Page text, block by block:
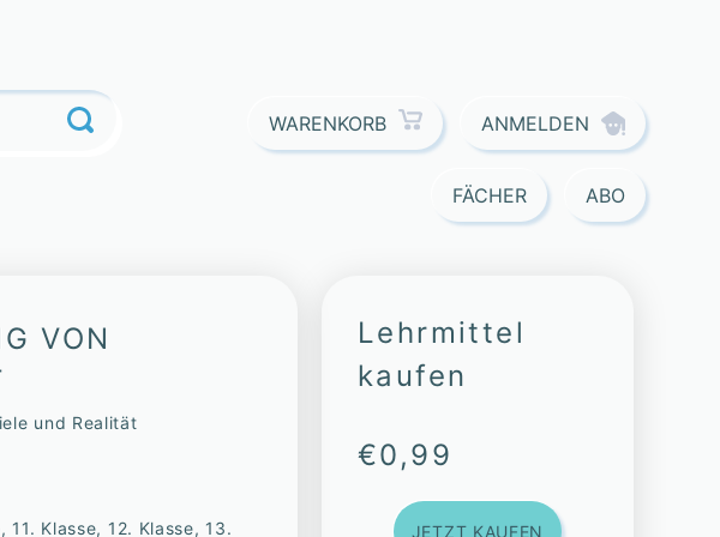
WARENKORB ANMELDEN
FÄCHER ABO
VON
und Realität
11. Klasse, 12. Klasse, 13.
Lehrmittel
kaufen
€0,99
JETZT KAUFEN